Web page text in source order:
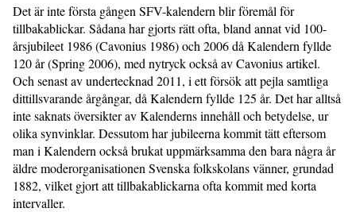
Det är inte första gången SFV-kalendern blir föremål för
tillbakablickar. Sådana har gjorts rätt ofta, bland annat vid 100-
årsjubileet 1986 (Cavonius 1986) och 2006 då Kalendern fyllde
120 år (Spring 2006), med nytryck också av Cavonius artikel.
Och senast av undertecknad 2011, i ett försök att pejla samtliga
dittillsvarande årgångar, då Kalendern fyllde 125 år. Det har alltså
inte saknats översikter av Kalenderns innehåll och betydelse, ur
olika synvinklar. Dessutom har jubileerna kommit tätt eftersom
man i Kalendern också brukat uppmärksamma den bara några år
äldre moderorganisationen Svenska folkskolans vänner, grundad
1882, vilket gjort att tillbakablickarna ofta kommit med korta
intervaller.